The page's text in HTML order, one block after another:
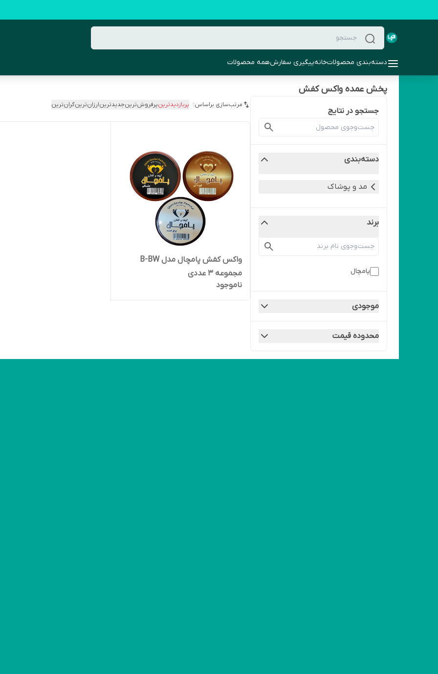
دسته‌بندی محصولاتخانهپیگیری سفارشهمه محصولات
پخش عمده واکس کفش
جستجو در نتایج
دسته‌بندی
مد و پوشاک
برند
پامچال
موجودی
محدوده قیمت
مرتب‌سازی براساس: پربازدیدترینپرفروش‌ترینجدیدترینارزان‌ترینگران‌ترین
واکس کفش پامچال مدل B-BW
مجموعه 3 عددی
ناموجود